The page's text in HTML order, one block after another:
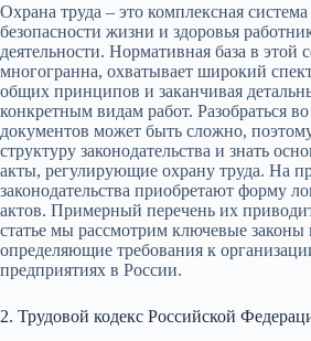
Охрана труда – это комплексная
безопасности жизни и здоровья
деятельности. Нормативная база в этой
многогранна, охватывает широкий
общих принципов и заканчивая
конкретным видам работ. Разобраться
документов может быть сложно,
структуру законодательства и знать
акты, регулирующие охрану труда. На
законодательства приобретают форму
актов. Примерный перечень их
статье мы рассмотрим ключевые
определяющие требования к
предприятиях в России.
2. Трудовой кодекс Российской